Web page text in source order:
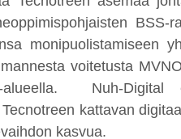
monipuolistamiseen
voitetusta
Nuh-Digital
kattavan
kasvua.